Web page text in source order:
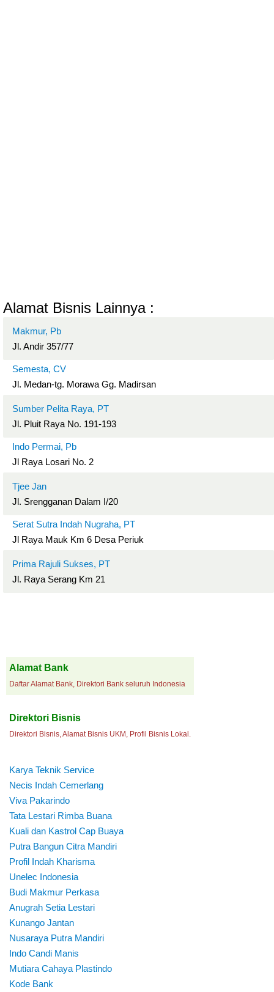
Alamat Bisnis Lainnya :
Makmur, Pb
Jl. Andir 357/77
Semesta, CV
Jl. Medan-tg. Morawa Gg. Madirsan
Sumber Pelita Raya, PT
Jl. Pluit Raya No. 191-193
Indo Permai, Pb
Jl Raya Losari No. 2
Tjee Jan
Jl. Srengganan Dalam I/20
Serat Sutra Indah Nugraha, PT
Jl Raya Mauk Km 6 Desa Periuk
Prima Rajuli Sukses, PT
Jl. Raya Serang Km 21
Alamat Bank
Daftar Alamat Bank, Direktori Bank seluruh Indonesia
Direktori Bisnis
Direktori Bisnis, Alamat Bisnis UKM, Profil Bisnis Lokal.
Karya Teknik Service
Necis Indah Cemerlang
Viva Pakarindo
Tata Lestari Rimba Buana
Kuali dan Kastrol Cap Buaya
Putra Bangun Citra Mandiri
Profil Indah Kharisma
Unelec Indonesia
Budi Makmur Perkasa
Anugrah Setia Lestari
Kunango Jantan
Nusaraya Putra Mandiri
Indo Candi Manis
Mutiara Cahaya Plastindo
Kode Bank